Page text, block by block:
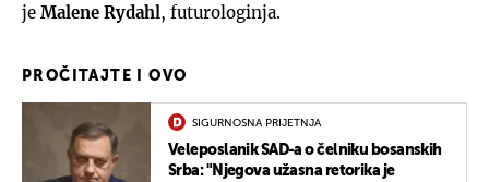
je Malene Rydahl, futurologinja.
PROČITAJTE I OVO
SIGURNOSNA PRIJETNJA
Veleposlanik SAD-a o čelniku bosanskih
Srba: "Njegova užasna retorika je